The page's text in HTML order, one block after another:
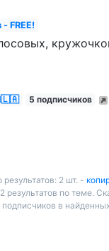
FREE!
5 подписчиков
результатов: 2 шт. -
результатов по теме.
в